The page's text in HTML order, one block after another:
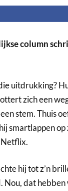
column
uitdrukking?
zich een
stem. Thuis
smartlappen op
hij tot z’n
dat